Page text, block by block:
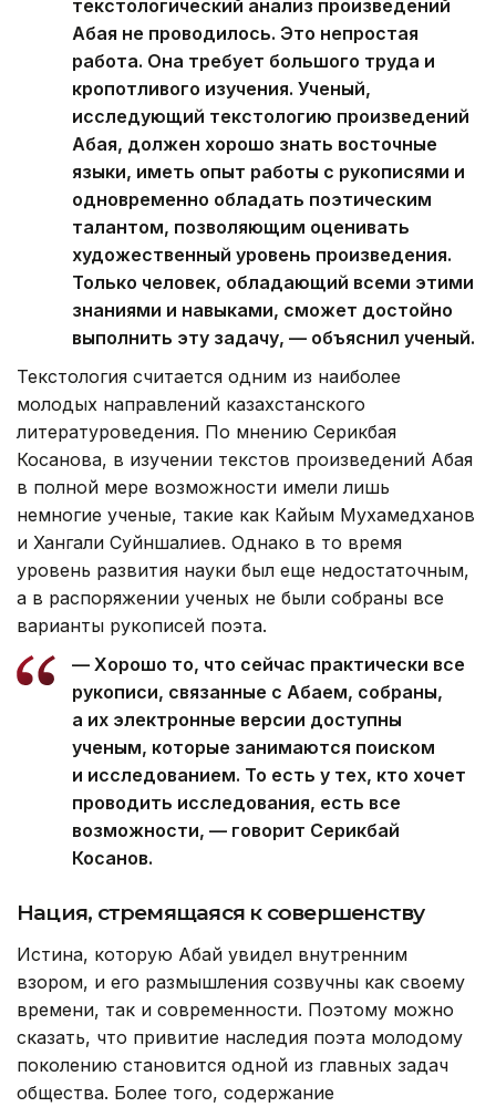
текстологический анализ произведений
Абая не проводилось. Это непростая
работа. Она требует большого труда и
кропотливого изучения. Ученый,
исследующий текстологию произведений
Абая, должен хорошо знать восточные
языки, иметь опыт работы с рукописями и
одновременно обладать поэтическим
талантом, позволяющим оценивать
художественный уровень произведения.
Только человек, обладающий всеми этими
знаниями и навыками, сможет достойно
выполнить эту задачу, — объяснил ученый.
Текстология считается одним из наиболее
молодых направлений казахстанского
литературоведения. По мнению Серикбая
Косанова, в изучении текстов произведений Абая
в полной мере возможности имели лишь
немногие ученые, такие как Кайым Мухамедханов
и Хангали Суйншалиев. Однако в то время
уровень развития науки был еще недостаточным,
а в распоряжении ученых не были собраны все
варианты рукописей поэта.
— Хорошо то, что сейчас практически все
рукописи, связанные с Абаем, собраны,
а их электронные версии доступны
ученым, которые занимаются поиском
и исследованием. То есть у тех, кто хочет
проводить исследования, есть все
возможности, — говорит Серикбай
Косанов.
Нация, стремящаяся к совершенству
Истина, которую Абай увидел внутренним
взором, и его размышления созвучны как своему
времени, так и современности. Поэтому можно
сказать, что привитие наследия поэта молодому
поколению становится одной из главных задач
общества. Более того, содержание